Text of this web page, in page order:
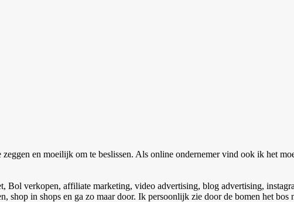
en moeilijk om te beslissen. Als online ondernemer vind ook ik het
verkopen, affiliate marketing, video advertising, blog advertising,
in shops en ga zo maar door. Ik persoonlijk zie door de bomen het bos